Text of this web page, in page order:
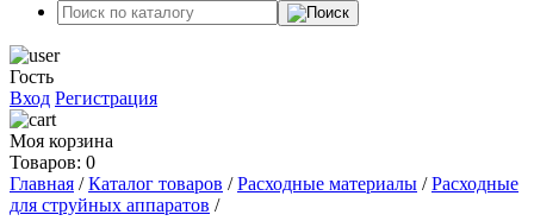
Гость
Вход Регистрация
Моя корзина
Товаров: 0
Главная /Каталог товаров /Расходные материалы /Расходные
для струйных аппаратов /